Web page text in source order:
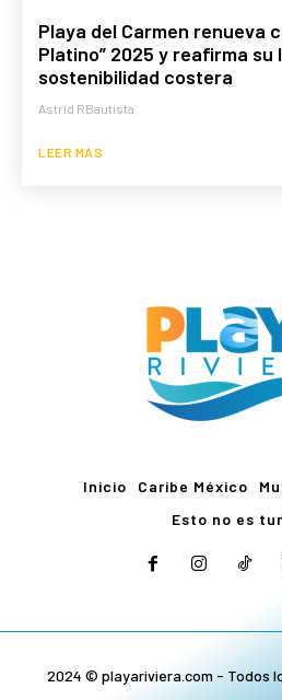
Playa del Carmen renueva
Platino” 2025 y reafirma su
sostenibilidad costera
Astrid RBautista
LEER MÁS
Inicio Caribe México
Esto no es
2024 © playariviera.com - Todos